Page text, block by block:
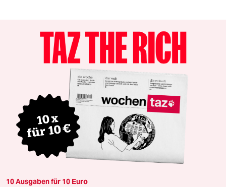
10 Ausgaben für 10 Euro